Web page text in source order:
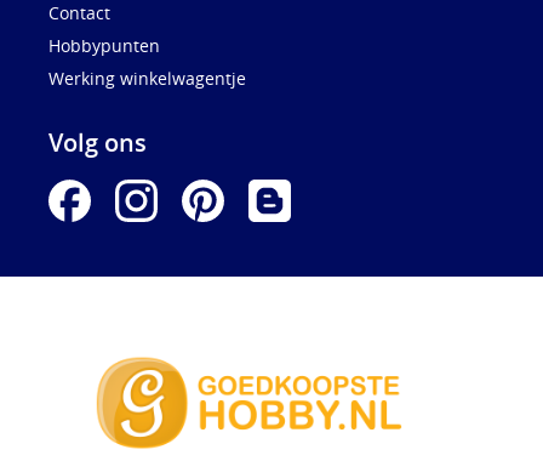
Contact
Hobbypunten
Werking winkelwagentje
Volg ons